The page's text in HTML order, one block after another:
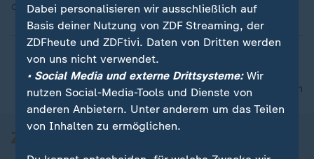
Quelle:dpa
nach oben
Dabei personalisieren wir ausschließlich auf
Basis deiner Nutzung von ZDF Streaming, der
ZDFheute und ZDFtivi. Daten von Dritten werden
von uns nicht verwendet.
• Social Media und externe Drittsysteme:Wir
nutzen Social-Media-Tools und Dienste von
anderen Anbietern. Unter anderem um das Teilen
von Inhalten zu ermöglichen.